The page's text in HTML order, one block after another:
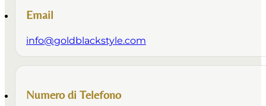
Email
info@goldblackstyle.com
Numero di Telefono